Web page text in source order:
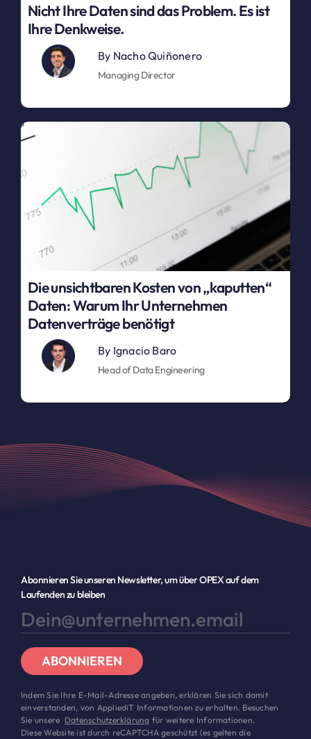
Nicht Ihre Daten sind das Problem. Es ist
Ihre Denkweise.
By Nacho Quiñonero
Managing Director
Die unsichtbaren Kosten von „kaputten“
Daten: Warum Ihr Unternehmen
Datenverträge benötigt
By Ignacio Baro
Head of Data Engineering
Abonnieren Sie unseren Newsletter, um über OPEX auf dem
Laufenden zu bleiben
ABONNIEREN
Indem Sie Ihre E-Mail-Adresse angeben, erklären Sie sich damit
einverstanden, von AppliediT Informationen zu erhalten. Besuchen
Sie unsere Datenschutzerklärung für weitere Informationen.
Diese Website ist durch reCAPTCHA geschützt (es gelten die